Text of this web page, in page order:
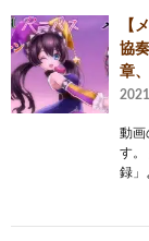
【
協
章
動画
す。
録」